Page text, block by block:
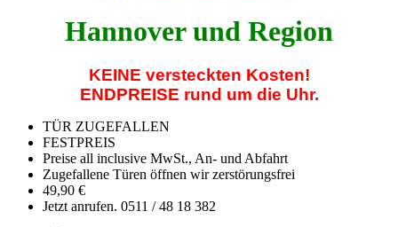
Hannover und Region
KEINE versteckten Kosten!
ENDPREISE rund um die Uhr.
TÜR ZUGEFALLEN
FESTPREIS
Preise all inclusive MwSt., An- und Abfahrt
Zugefallene Türen öffnen wir zerstörungsfrei
49,90 €
Jetzt anrufen. 0511 / 48 18 382